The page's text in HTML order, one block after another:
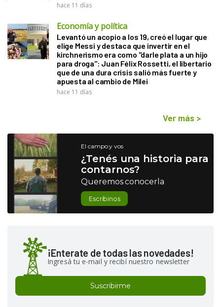
hace 11 días
Economía y política
Levantó un acopio a los 19, creó el lugar que
elige Messi y destaca que invertir en el
kirchnerismo era como "darle plata a un hijo
para droga": Juan Félix Rossetti, el libertario
que de una dura crisis salió más fuerte y
apuesta al cambio de Milei
hace 11 días
Ver más >
El campo y vos
¿Tenés una historia para
contarnos?
Queremos conocerla
Escribinos
¡Enterate de todas las novedades!
Ingresá tu e-mail y recibí nuestro newsletter
Suscribirme